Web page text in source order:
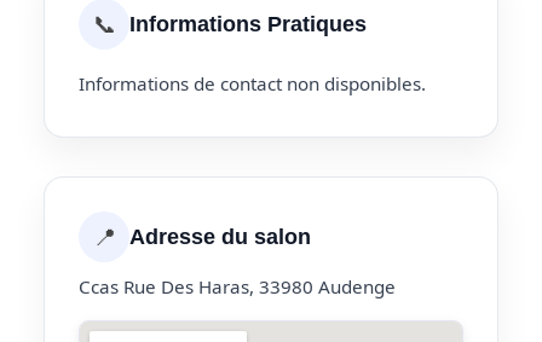
📞 Informations Pratiques
Informations de contact non disponibles.
📍 Adresse du salon
Ccas Rue Des Haras, 33980 Audenge